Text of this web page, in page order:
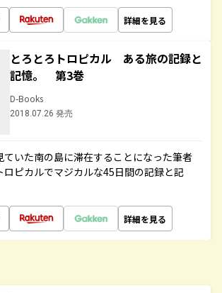
詳細を見る
とろとろトロピカル ある旅の記録と
記憶。 第3巻
D-Books
2018.07.26 発売
ていた南の島に滞在することになった筆者
ロピカルでマジカルな45日間の記録と記
詳細を見る